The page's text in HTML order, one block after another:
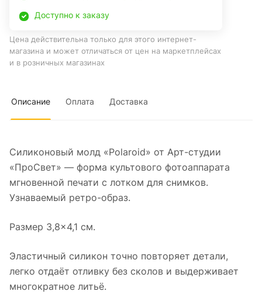
Доступно к заказу
Цена действительна только для этого интернет-
магазина и может отличаться от цен на маркетплейсах
и в розничных магазинах
Описание Оплата Доставка
Силиконовый молд «Polaroid» от Арт-студии
«ПроСвет» — форма культового фотоаппарата
мгновенной печати с лотком для снимков.
Узнаваемый ретро-образ.
Размер 3,8×4,1 см.
Эластичный силикон точно повторяет детали,
легко отдаёт отливку без сколов и выдерживает
многократное литьё.